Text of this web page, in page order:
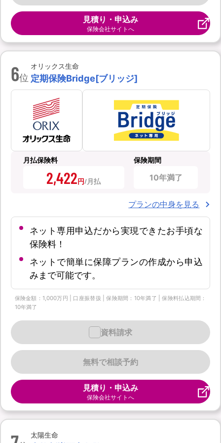
見積り・申込み
保険会社サイトへ
6位
オリックス生命
定期保険Bridge[ブリッジ]
月払保険料
2,422円
保険期間
10年満了
プランの中身を見る
ネット専用申込だから実現できたお手頃な
保険料！
ネットで簡単に保障プランの作成から申込
みまで可能です。
保険金額：1,000万円 | 口座振替扱 | 保険期間：10年満了 | 保険料払込期間：
10年満了
無料で相談予約
資料請求
見積り・申込み
保険会社サイトへ
太陽生命